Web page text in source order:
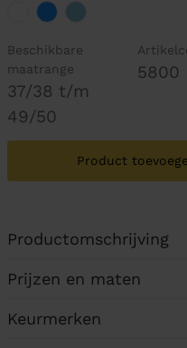
Beschikbare
maatrange
37/38 t/m
49/50
5800
Product
Productomschrijving
Prijzen en maten
Keurmerken